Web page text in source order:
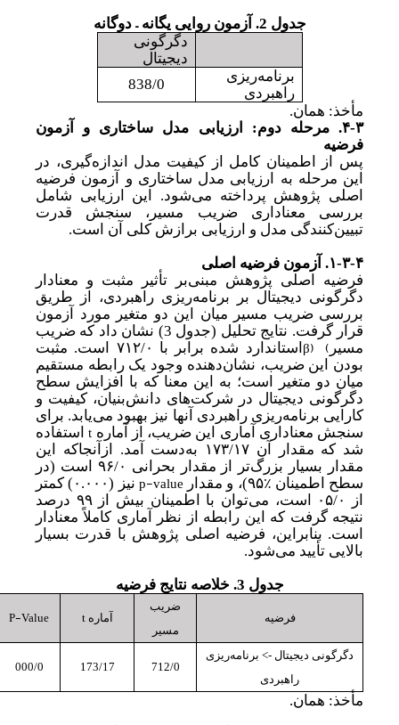
جدول 2. آزمون روایی یگانه
– دوگانه
دگرگونی
دیجیتال
برنامه‌ریزی
راهبردی
838/0
مأخذ: همان.
۴-۳.
مرحله دوم: ارزیابی مدل ساختاری و آزمون
فرضیه
پس از اطمینان کامل از کیفیت مدل اندازه‌گیری، در
این مرحله به ارزیابی مدل ساختاری و آزمون فرضیه
اصلی پژوهش پرداخته می‌شود. این ارزیابی شامل
بررسی معناداری ضریب مسیر، سنجش قدرت
تبیین‌کنندگی مدل و ارزیابی برازش کلی آن است.
۱-۳-۴. آزمون فرضیه اصلی
فرضیه اصلی پژوهش مبنی‌بر تأثیر مثبت و معنادار
دگرگونی دیجیتال بر برنامه‌ریزی راهبردی، از طریق
بررسی ضریب مسیر میان این دو متغیر مورد آزمون
قرار گرفت. نتایج تحلیل (جدول 3
) نشان داد که ضریب
مسیر (
β)
استاندارد شده برابر با ۷۱۲/۰ است. مثبت
بودن این ضریب، نشان‌دهنده وجود یک رابطه مستقیم
میان دو متغیر است؛ به این معنا که با افزایش سطح
دگرگونی دیجیتال در شرکت‌های دانش‌بنیان، کیفیت و
کارایی برنامه‌ریزی راهبردی آنها نیز بهبود می‌یابد. برای
سنجش معناداری آماری این ضریب، از آماره tاستفاده
شد که مقدار آن ۱۷۳/۱۷ به
دست آمد. از‌آنجا‌که این
مقدار بسیار بزرگ
تر از مقدار بحرانی ۹۶/۰ است (در
سطح اطمینان ٪۹۵) ، و مقدار p-value نیز (۰.۰۰۰)
کمتر
از ۰۵/۰ است، می‌توان با اطمینان بیش از
۹۹ درصد
نتیجه گرفت که این رابطه از نظر آماری کاملاً معنادار
است. بنابراین، فرضیه اصلی پژوهش با قدرت بسیار
بالایی تأیید می‌شود.
جدول 3. خلاصه نتایج فرضیه‌
فرضیه
ضریب
مسیر
آمارهt
P-Value
دگرگونی دیجیتال -> برنامه‌ریزی
راهبردی
712/0
173/17
000/0
مأخذ: همان.